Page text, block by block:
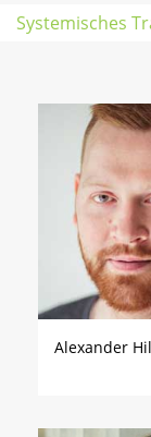
Systemisches
Alexander